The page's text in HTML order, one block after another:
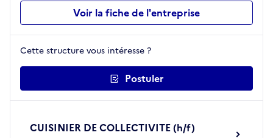
Voir la fiche de l'entreprise
Cette structure vous intéresse ?
Postuler
CUISINIER DE COLLECTIVITE (h/f)